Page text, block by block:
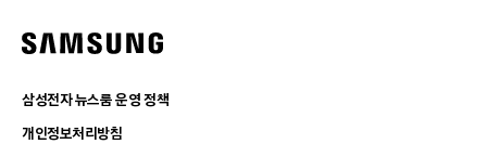
삼성전자 뉴스룸 운영 정책
개인정보처리방침